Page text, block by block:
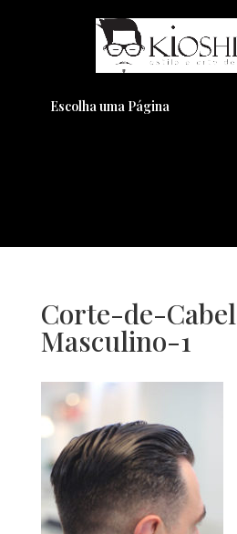
Escolha uma Página
Corte-de-
Masculino-1
Pensando em
Visual??